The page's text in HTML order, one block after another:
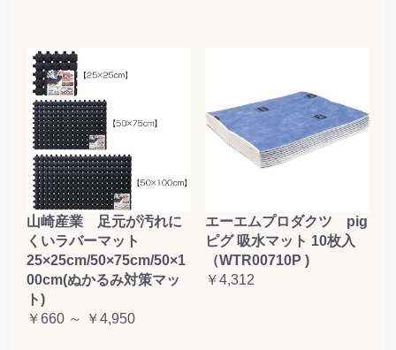
山崎産業 足元が汚れに
くいラバーマット
25×25cm/50×75cm/50×1
00cm(ぬかるみ対策マッ
ト)
￥660 ～ ￥4,950
エーエムプロダクツ pig
ピグ 吸水マット 10枚入
（WTR00710P )
￥4,312